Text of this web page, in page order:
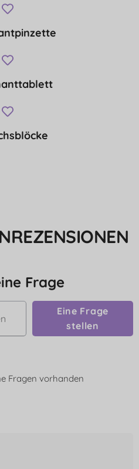
Frage
Eine Frage
stellen
Fragen vorhanden